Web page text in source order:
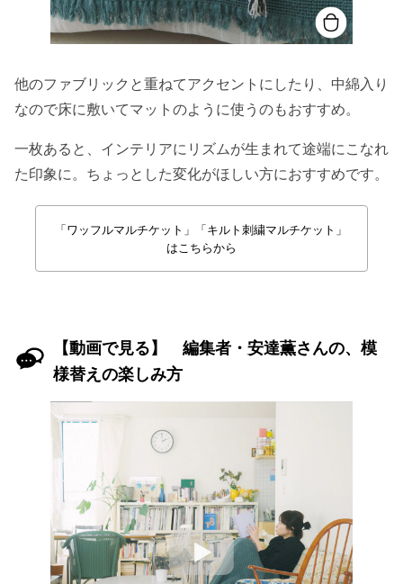
他のファブリックと重ねてアクセントにしたり、中綿入り
なので床に敷いてマットのように使うのもおすすめ。
一枚あると、インテリアにリズムが生まれて途端にこなれ
た印象に。ちょっとした変化がほしい方におすすめです。
「ワッフルマルチケット」「キルト刺繍マルチケット」
はこちらから
【動画で見る】 編集者・安達薫さんの、模
様替えの楽しみ方